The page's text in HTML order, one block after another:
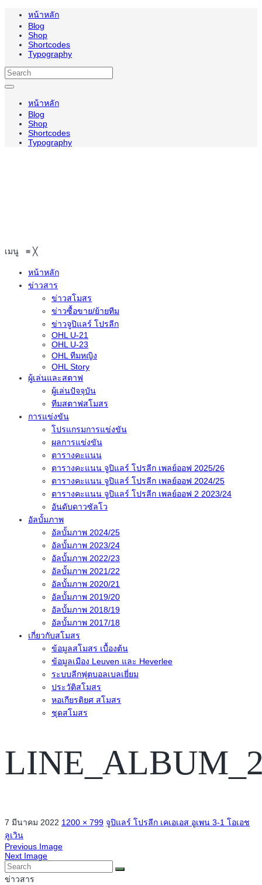
หน้าหลัก
Blog
Shop
Shortcodes
Typography
หน้าหลัก
Blog
Shop
Shortcodes
Typography
เมนู ≡ ╳
หน้าหลัก
ข่าวสาร
ข่าวสโมสร
ข่าวซื้อขาย/ย้ายทีม
ข่าวจูปิแลร์ โปรลีก
OHL U-21
OHL U-23
OHL ทีมหญิง
OHL Story
ผู้เล่นและสตาฟ
ผู้เล่นปัจจุบัน
ทีมสตาฟสโมสร
การแข่งขัน
โปรแกรมการแข่งขัน
ผลการแข่งขัน
ตารางคะแนน
ตารางคะแนน จูปิแลร์ โปรลีก เพลย์ออฟ 2025/26
ตารางคะแนน จูปิแลร์ โปรลีก เพลย์ออฟ 2024/25
ตารางคะแนน จูปิแลร์ โปรลีก เพลย์ออฟ 2 2023/24
อันดับดาวซัลโว
อัลบั้มภาพ
อัลบั้มภาพ 2024/25
อัลบั้มภาพ 2023/24
อัลบั้มภาพ 2022/23
อัลบั้มภาพ 2021/22
อัลบั้มภาพ 2020/21
อัลบั้มภาพ 2019/20
อัลบั้มภาพ 2018/19
อัลบั้มภาพ 2017/18
เกี่ยวกับสโมสร
ข้อมูลสโมสร เบื้องต้น
ข้อมูลเมือง Leuven และ Heverlee
ระบบลีกฟุตบอลเบลเยี่ยม
ประวัติสโมสร
หอเกียรติยศ สโมสร
ชุดสโมสร
7 มีนาคม 2022 1200 × 799 จูปิแลร์ โปรลีก เคเอเอส อูเพน 3-1 โอเอช
ลูเวิน
Previous Image
Next Image
ข่าวสาร